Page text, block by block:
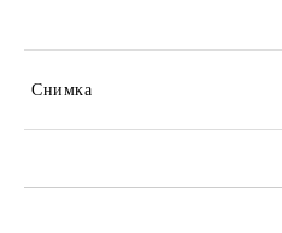
Снимка